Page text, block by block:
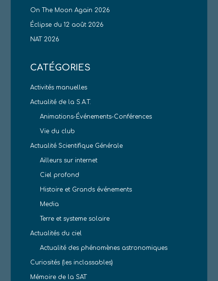
On The Moon Again 2026
Éclipse du 12 août 2026
NAT 2026
CATÉGORIES
Activités manuelles
Actualité de la S.A.T.
Animations-Événements-Conférences
Vie du club
Actualité Scientifique Générale
Ailleurs sur internet
Ciel profond
Histoire et Grands événements
Media
Terre et systeme solaire
Actualités du ciel
Actualité des phénomènes astronomiques
Curiosités (les inclassables)
Mémoire de la SAT